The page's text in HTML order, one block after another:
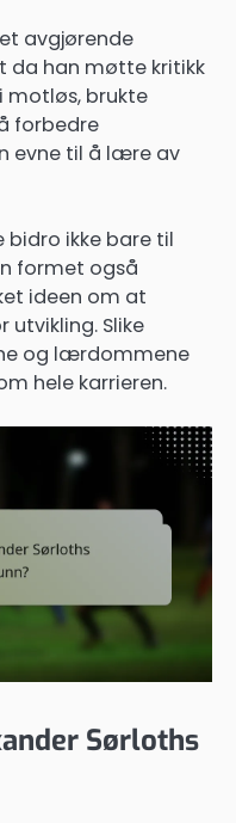
avgjørende
da han møtte kritikk
motløs, brukte
forbedre
evne til å lære av
bidro ikke bare til
formet også
ideen om at
Slike
og lærdommene
hele karrieren.
Sørloths